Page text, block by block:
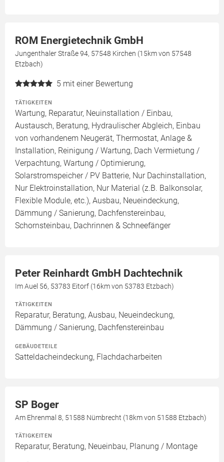
ROM Energietechnik GmbH
Jungenthaler Straße 94, 57548 Kirchen (15km von 57548
Etzbach)
5 mit einer Bewertung
TÄTIGKEITEN
Wartung, Reparatur, Neuinstallation / Einbau,
Austausch, Beratung, Hydraulischer Abgleich, Einbau
von vorhandenem Neugerät, Thermostat, Anlage &
Installation, Reinigung / Wartung, Dach Vermietung /
Verpachtung, Wartung / Optimierung,
Solarstromspeicher / PV Batterie, Nur Dachinstallation,
Nur Elektroinstallation, Nur Material (z.B. Balkonsolar,
Flexible Module, etc.), Ausbau, Neueindeckung,
Dämmung / Sanierung, Dachfenstereinbau,
Schornsteinbau, Dachrinnen & Schneefänger
Peter Reinhardt GmbH Dachtechnik
Im Auel 56, 53783 Eitorf (16km von 53783 Etzbach)
TÄTIGKEITEN
Reparatur, Beratung, Ausbau, Neueindeckung,
Dämmung / Sanierung, Dachfenstereinbau
GEBÄUDETEILE
Satteldacheindeckung, Flachdacharbeiten
SP Boger
Am Ehrenmal 8, 51588 Nümbrecht (18km von 51588 Etzbach)
TÄTIGKEITEN
Reparatur, Beratung, Neueinbau, Planung / Montage